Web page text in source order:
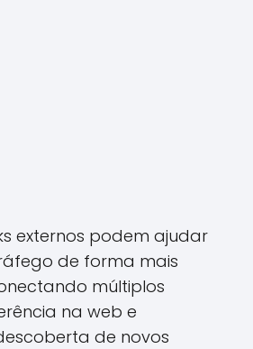
externos podem ajudar
de forma mais
múltiplos
na web e
de novos